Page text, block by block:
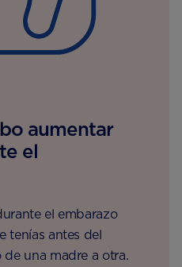
aumentar
el
el embarazo
tenías antes del
una madre a otra.